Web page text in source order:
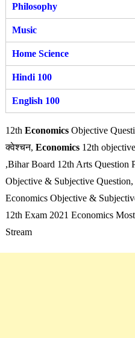
Philosophy
Music
Home Science
Hindi 100
English 100
12th Economics Objective
क्वेश्चन, Economics12th
,Bihar Board 12th Arts Question
Objective & Subjective Question,
Economics Objective &
12th Exam 2021 Economics
Stream